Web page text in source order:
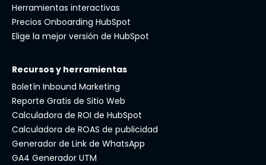
Herramientas interactivas
Precios Onboarding HubSpot
Elige la mejor versión de HubSpot
Recursos y herramientas
Boletín Inbound Marketing
Reporte Gratis de Sitio Web
Calculadora de ROI de HubSpot
Calculadora de ROAS de publicidad
Generador de Link de WhatsApp
GA4 Generador UTM